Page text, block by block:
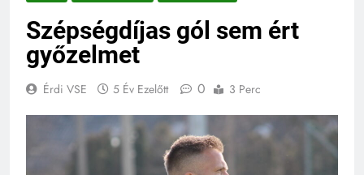
Szépségdíjas gól sem ért
győzelmet
Érdi VSE 5 Év Ezelőtt 0 3 Perc